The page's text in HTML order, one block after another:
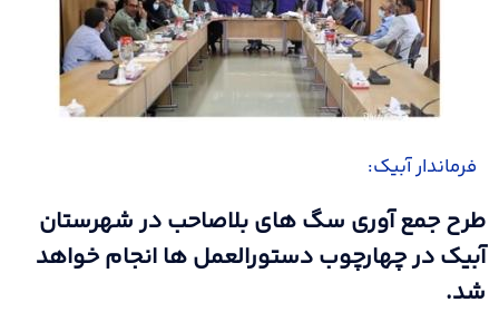
‍ ‍ فرماندار آبیک:
طرح جمع آوری سگ های بلاصاحب در شهرستان
آبیک در چهارچوب دستورالعمل ها انجام خواهد
شد.